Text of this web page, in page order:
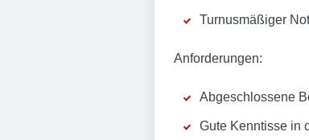
Turnusmäßiger
Anforderungen:
Abgeschlossene
Gute Kenntisse in